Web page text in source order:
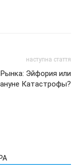
наступна стаття
Рынка: Эйфория или
Катастрофы?